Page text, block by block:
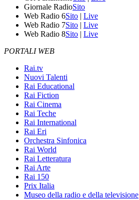
Giornale RadioSito
Web Radio 6Sito | Live
Web Radio 7Sito | Live
Web Radio 8Sito | Live
PORTALI WEB
Rai.tv
Nuovi Talenti
Rai Educational
Rai Fiction
Rai Cinema
Rai Teche
Rai International
Rai Eri
Orchestra Sinfonica
Rai World
Rai Letteratura
Rai Arte
Rai 150
Prix Italia
Museo della radio e della televisione